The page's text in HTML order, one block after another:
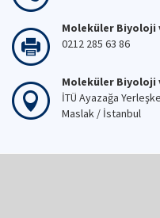
Moleküler Biyoloji
0212 285 63 86
Moleküler Biyoloji
İTÜ Ayazağa
Maslak / İstanbul